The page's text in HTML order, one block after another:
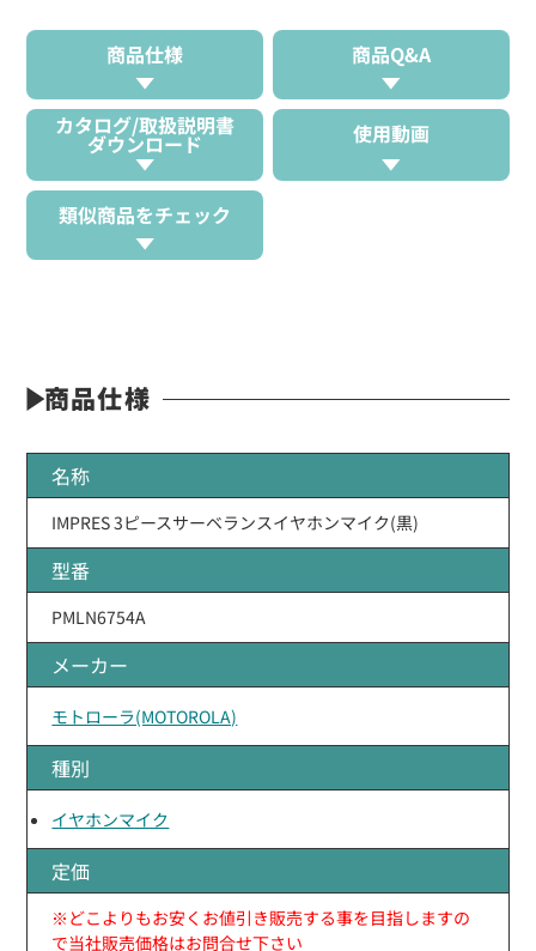
商品仕様 商品Q&A
カタログ/取扱説明書
ダウンロード 使用動画
類似商品をチェック
商品仕様
名称
IMPRES 3ピースサーベランスイヤホンマイク(黒)
型番
PMLN6754A
メーカー
モトローラ(MOTOROLA)
種別
イヤホンマイク
定価
※どこよりもお安くお値引き販売する事を目指しますの
で当社販売価格はお問合せ下さい